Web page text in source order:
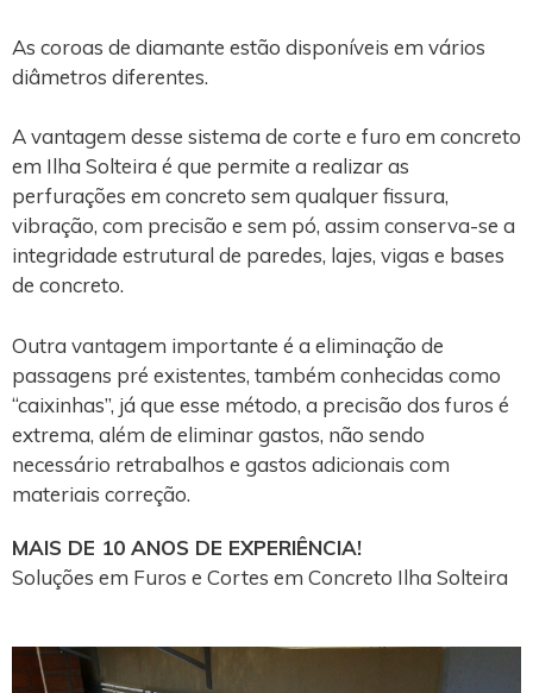
As coroas de diamante estão disponíveis em vários
diâmetros diferentes.
A vantagem desse sistema de corte e furo em concreto
em Ilha Solteira é que permite a realizar as
perfurações em concreto sem qualquer fissura,
vibração, com precisão e sem pó, assim conserva-se a
integridade estrutural de paredes, lajes, vigas e bases
de concreto.
Outra vantagem importante é a eliminação de
passagens pré existentes, também conhecidas como
“caixinhas”, já que esse método, a precisão dos furos é
extrema, além de eliminar gastos, não sendo
necessário retrabalhos e gastos adicionais com
materiais correção.
MAIS DE 10 ANOS DE EXPERIÊNCIA!
Soluções em Furos e Cortes em Concreto Ilha Solteira